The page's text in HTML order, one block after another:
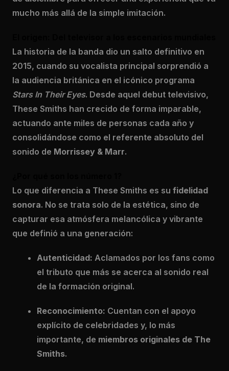
mucho más allá de la simple imitación.
La historia de la banda dio un salto definitivo en
2015, cuando su vocalista principal sorprendió a
la audiencia británica en el icónico programa
Stars In Their Eyes. Desde aquel debut televisivo,
These Smiths han crecido de forma imparable,
actuando ante miles de personas cada año y
consolidándose como el referente absoluto del
sonido de Morrissey & Marr.
Lo que diferencia a These Smiths es su fidelidad
sonora. No se trata solo de la estética, sino de
capturar esa atmósfera melancólica y vibrante
que definió a una generación:
Autenticidad: Aclamados por los fans como
el tributo que más se acerca al sonido real
de la formación original.
Reconocimiento: Cuentan con el apoyo
explícito de celebridades y, lo más
importante, de miembros originales de The
Smiths.